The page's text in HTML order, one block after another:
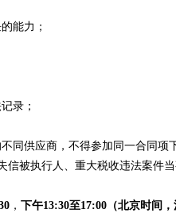
能力；
录；
同供应商，不得参加同一合同项
信被执行人、重大税收违法案件
， 下午13:30至17:00（北京时间，